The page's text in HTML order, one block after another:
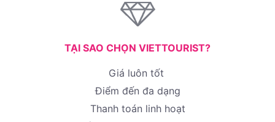
TẠI SAO CHỌN VIETTOURIST?
Giá luôn tốt
Điểm đến đa dạng
Thanh toán linh hoạt